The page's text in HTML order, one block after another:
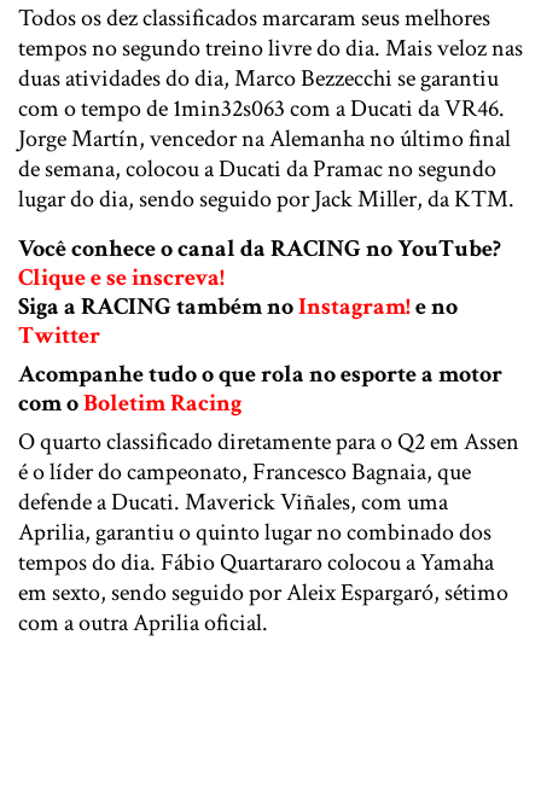
Todos os dez classificados marcaram seus melhores
tempos no segundo treino livre do dia. Mais veloz nas
duas atividades do dia, Marco Bezzecchi se garantiu
com o tempo de 1min32s063 com a Ducati da VR46.
Jorge Martín, vencedor na Alemanha no último final
de semana, colocou a Ducati da Pramac no segundo
lugar do dia, sendo seguido por Jack Miller, da KTM.
Você conhece o canal da RACING no YouTube?
Clique e se inscreva!
Siga a RACING também noInstagram!e no
Twitter
Acompanhe tudo o que rola no esporte a motor
com oBoletim Racing
O quarto classificado diretamente para o Q2 em Assen
é o líder do campeonato, Francesco Bagnaia, que
defende a Ducati. Maverick Viñales, com uma
Aprilia, garantiu o quinto lugar no combinado dos
tempos do dia. Fábio Quartararo colocou a Yamaha
em sexto, sendo seguido por Aleix Espargaró, sétimo
com a outra Aprilia oficial.